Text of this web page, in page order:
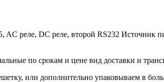
AC реле, DC реле, второй RS232
по срокам и цене вид доставки и
или дополнительно упаковываем в